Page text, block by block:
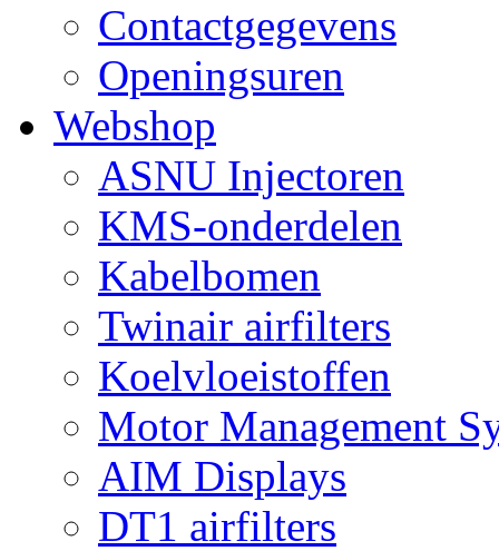
Contactgegevens
Openingsuren
Webshop
ASNU Injectoren
KMS-onderdelen
Kabelbomen
Twinair airfilters
Koelvloeistoffen
Motor Management
AIM Displays
DT1 airfilters